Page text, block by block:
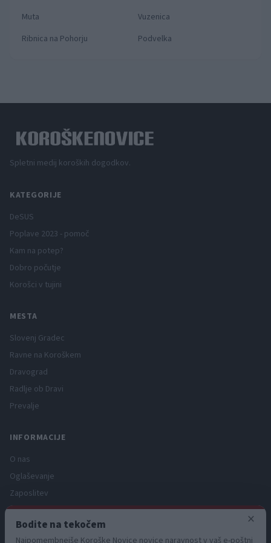
Muta
Vuzenica
Ribnica na Pohorju
Podvelka
Spletni medij koroških dogodkov.
KATEGORIJE
DeSUS
Poplave 2023 - pomoč
Kam na potep?
Dobro počutje
Korošci v tujini
MESTA
Slovenj Gradec
Ravne na Koroškem
Dravograd
Radlje ob Dravi
Prevalje
INFORMACIJE
O nas
Oglaševanje
Zaposlitev
Pravno obvestilo
Zasebnost in piškotki
×
Bodite na tekočem
Najpomembnejše Koroške Novice novice naravnost v vaš e-poštni